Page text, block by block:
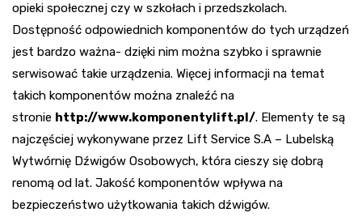
opieki społecznej czy w szkołach i przedszkolach.
Dostępność odpowiednich komponentów do tych urządzeń
jest bardzo ważna- dzięki nim można szybko i sprawnie
serwisować takie urządzenia. Więcej informacji na temat
takich komponentów można znaleźć na
stronie http://www.komponentylift.pl/. Elementy te są
najczęściej wykonywane przez Lift Service S.A – Lubelską
Wytwórnię Dźwigów Osobowych, która cieszy się dobrą
renomą od lat. Jakość komponentów wpływa na
bezpieczeństwo użytkowania takich dźwigów.